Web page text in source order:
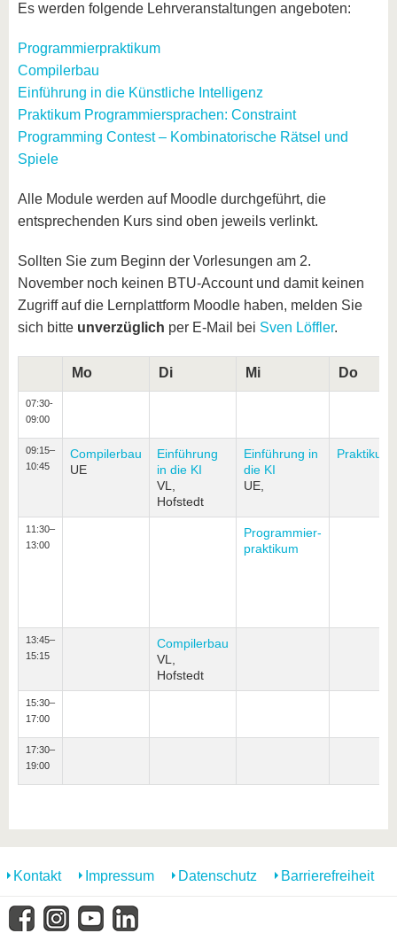
Es werden folgende Lehrveranstaltungen angeboten:
Programmierpraktikum
Compilerbau
Einführung in die Künstliche Intelligenz
Praktikum Programmiersprachen: Constraint
Programming Contest – Kombinatorische Rätsel und
Spiele
Alle Module werden auf Moodle durchgeführt, die
entsprechenden Kurs sind oben jeweils verlinkt.
Sollten Sie zum Beginn der Vorlesungen am 2.
November noch keinen BTU-Account und damit keinen
Zugriff auf die Lernplattform Moodle haben, melden Sie
sich bitte unverzüglich per E-Mail bei Sven Löffler.
Mo Di Mi Do
07:30-
09:00
09:15–
10:45
Compilerbau
UE
Einführung
in die KI
VL,
Hofstedt
Einführung in
die KI
UE,
Praktikum
11:30–
13:00
Programmier-
praktikum
13:45–
15:15
Compilerbau
VL,
Hofstedt
15:30–
17:00
17:30–
19:00
Kontakt Impressum Datenschutz Barrierefreiheit